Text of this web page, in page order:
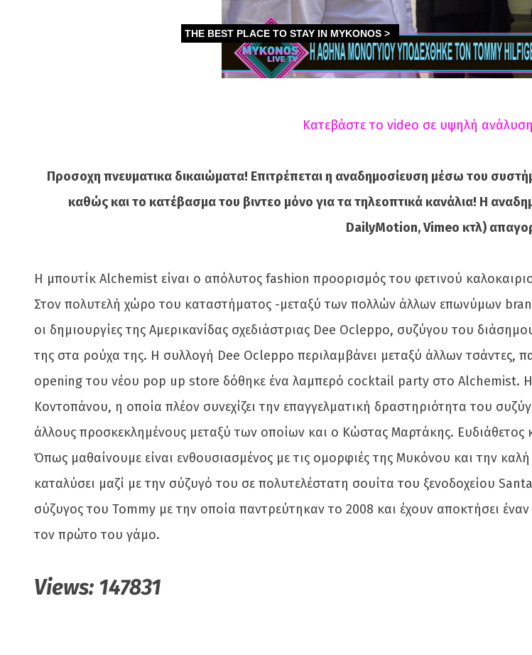
Κατεβάστε το video σε υψηλή
Προσοχη πνευματικα δικαιώματα! Επιτρέπεται η αναδημοσίευση μέσω του
καθώς και το κατέβασμα του βιντεο μόνο για τα τηλεοπτικά κανάλια! Η
DailyMotion, Vimeo κτλ)
H μπουτίκ Alchemist είναι ο απόλυτος fashion προορισμός του φετινού
Στον πολυτελή χώρο του καταστήματος -μεταξύ των πολλών άλλων επωνύμων
οι δημιουργίες της Αμερικανίδας σχεδιάστριας Dee Ocleppo, συζύγου του
της στα ρούχα της. Η συλλογή Dee Ocleppo περιλαμβάνει μεταξύ άλλων
opening του νέου pop up store δόθηκε ένα λαμπερό cocktail party στο Alchemist.
Κοντοπάνου, η οποία πλέον συνεχίζει την επαγγελματική δραστηριότητα του
άλλους προσκεκλημένους μεταξύ των οποίων και ο Κώστας Μαρτάκης.
Όπως μαθαίνουμε είναι ενθουσιασμένος με τις ομορφιές της Μυκόνου και την
καταλύσει μαζί με την σύζυγό του σε πολυτελέστατη σουίτα του ξενοδοχείου
σύζυγος του Tommy με την οποία παντρεύτηκαν το 2008 και έχουν αποκτήσει
τον πρώτο του γάμο.
Views: 147831